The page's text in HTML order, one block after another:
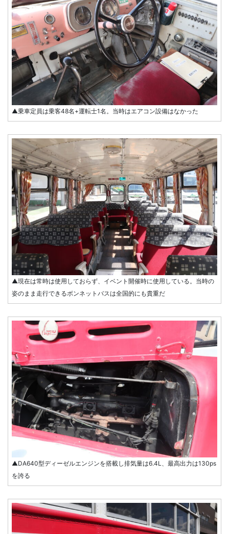
▲乗車定員は乗客48名+運転士1名。当時はエアコン設備はなかった
▲現在は常時は使用しておらず、イベント開催時に使用している。当時の
姿のまま走行できるボンネットバスは全国的にも貴重だ
▲DA640型ディーゼルエンジンを搭載し排気量は6.4L、最高出力は130ps
を誇る